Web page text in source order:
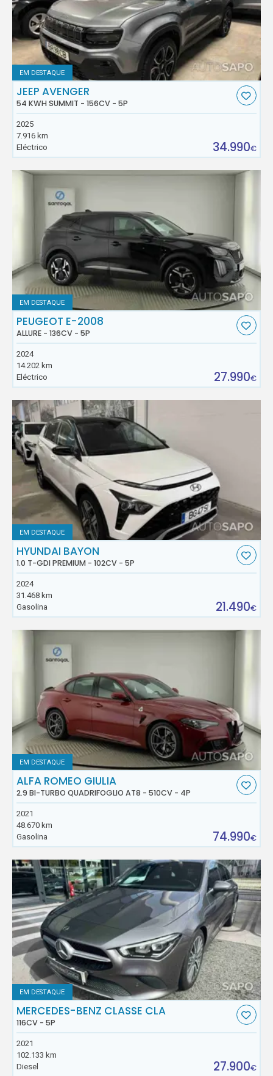
EM DESTAQUE
JEEP AVENGER
54 KWH SUMMIT - 156CV - 5P
2025
7.916 km
Eléctrico
34.990€
EM DESTAQUE
PEUGEOT E-2008
ALLURE - 136CV - 5P
2024
14.202 km
Eléctrico
27.990€
EM DESTAQUE
HYUNDAI BAYON
1.0 T-GDI PREMIUM - 102CV - 5P
2024
31.468 km
Gasolina
21.490€
EM DESTAQUE
ALFA ROMEO GIULIA
2.9 BI-TURBO QUADRIFOGLIO AT8 - 510CV - 4P
2021
48.670 km
Gasolina
74.990€
EM DESTAQUE
MERCEDES-BENZ CLASSE CLA
116CV - 5P
2021
102.133 km
Diesel
27.900€